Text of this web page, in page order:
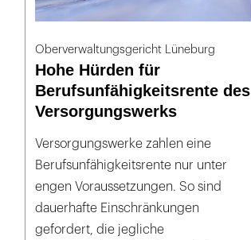
Oberverwaltungsgericht Lüneburg
Hohe Hürden für
Berufsunfähigkeitsrente des
Versorgungswerks
Versorgungswerke zahlen eine
Berufsunfähigkeitsrente nur unter
engen Voraussetzungen. So sind
dauerhafte Einschränkungen
gefordert, die jegliche